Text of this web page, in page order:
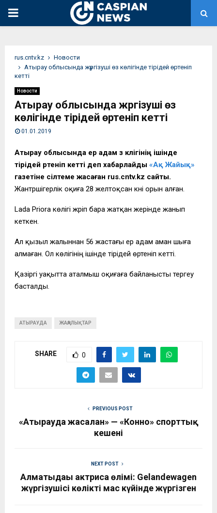
PRIMARY
rus.cntv.kz
Новости
Атырау облысында жүргізуші өз көлігінде тірідей өртеніп
кетті
Новости
Атырау облысында жүргізуші өз
көлігінде тірідей өртеніп кетті
01.01.2019
Атырау облысында ер адам өз көлігінің ішінде
тірідей өртеніп кетті деп хабарлайды «Ақ Жайық»
газетіне сілтеме жасаған rus.cntv.kz сайты.
Жантүршігерлік оқиға 28 желтоқсан күні орын алған.
Lada Priora көлігі жүріп бара жатқан жерінде жанып
кеткен.
Ал қызыл жалыннан 56 жастағы ер адам аман шыға
алмаған. Ол көлігінің ішінде тірідей өртеніп кетті.
Қазіргі уақытта аталмыш оқиғаға байланысты тергеу
басталды.
АТЫРАУДА ЖАҢАЛЫҚТАР
SHARE 0
PREVIOUS POST
«Атырауда жасалған» — «Конно» спорттық
кешені
NEXT POST
Алматыдағы актриса өлімі: Gelandewagen
жүргізушісі көлікті мас күйінде жүргізген